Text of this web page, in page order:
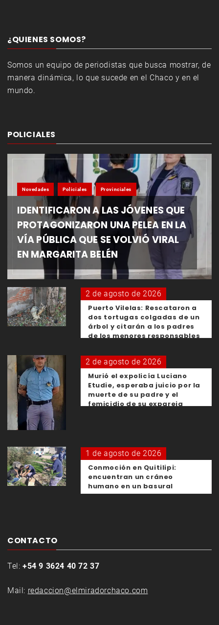
¿QUIENES SOMOS?
Somos un equipo de periodistas que busca mostrar, de
manera dinámica, lo que sucede en el Chaco y en el
mundo.
POLICIALES
Novedades Policiales Provinciales
IDENTIFICARON A LAS JÓVENES QUE
PROTAGONIZARON UNA PELEA EN LA
VÍA PÚBLICA QUE SE VOLVIÓ VIRAL
EN MARGARITA BELÉN
2 de agosto de 2026
Puerto Vilelas: Rescataron a
dos tortugas colgadas de un
árbol y citarán a los padres
de los menores responsables
2 de agosto de 2026
Murió el expolicía Luciano
Etudie, esperaba juicio por la
muerte de su padre y el
femicidio de su expareja
1 de agosto de 2026
Conmoción en Quitilipi:
encuentran un cráneo
humano en un basural
CONTACTO
Tel: +54 9 3624 40 72 37
Mail: redaccion@elmiradorchaco.com